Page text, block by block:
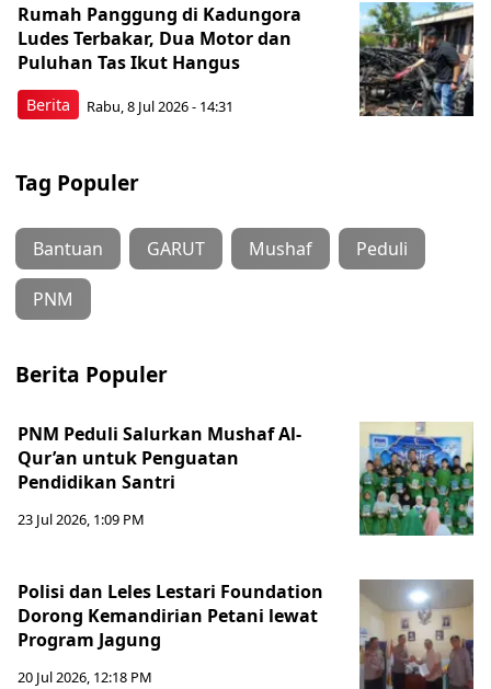
Berita
Rumah Panggung di Kadungora
Ludes Terbakar, Dua Motor dan
Puluhan Tas Ikut Hangus
Rabu, 8 Jul 2026 - 14:31
Tag Populer
Bantuan GARUT Mushaf Peduli
PNM
Berita Populer
PNM Peduli Salurkan Mushaf Al-
Qur’an untuk Penguatan
Pendidikan Santri
23 Jul 2026, 1:09 PM
Polisi dan Leles Lestari Foundation
Dorong Kemandirian Petani lewat
Program Jagung
20 Jul 2026, 12:18 PM